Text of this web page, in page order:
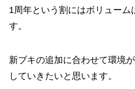
1周年という割にはボリューム
す。
新ブキの追加に合わせて環境
していきたいと思います。